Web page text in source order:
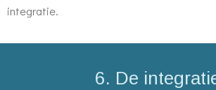
integratie.
6. De